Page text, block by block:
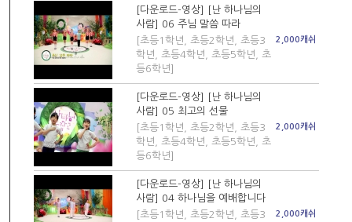
[다운로드-영상] [난 하나님의
사람] 06 주님 말씀 따라
[초등1학년, 초등2학년, 초등3
학년, 초등4학년, 초등5학년, 초
등6학년]
2,000캐쉬
[다운로드-영상] [난 하나님의
사람] 05 최고의 선물
[초등1학년, 초등2학년, 초등3
학년, 초등4학년, 초등5학년, 초
등6학년]
2,000캐쉬
[다운로드-영상] [난 하나님의
사람] 04 하나님을 예배합니다
[초등1학년, 초등2학년, 초등3
2,000캐쉬